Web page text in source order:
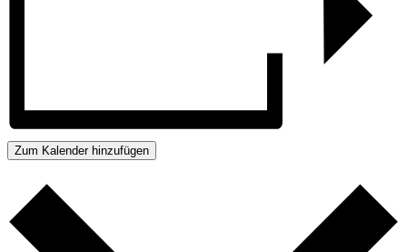
Zum Kalender hinzufügen